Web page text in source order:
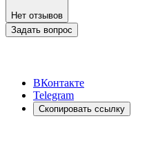
Нет отзывов
Задать вопрос
ВКонтакте
Telegram
Скопировать ссылку